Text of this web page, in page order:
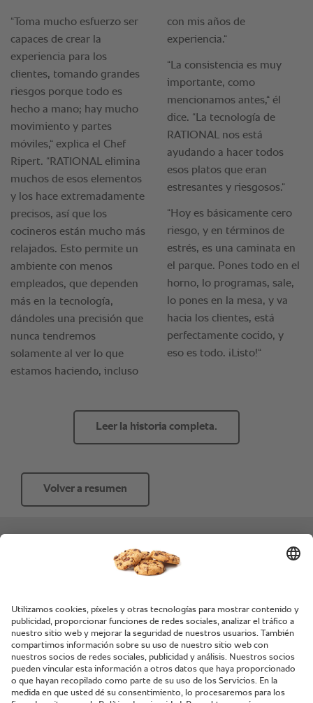
Leer la historia completa.
Volver a resumen